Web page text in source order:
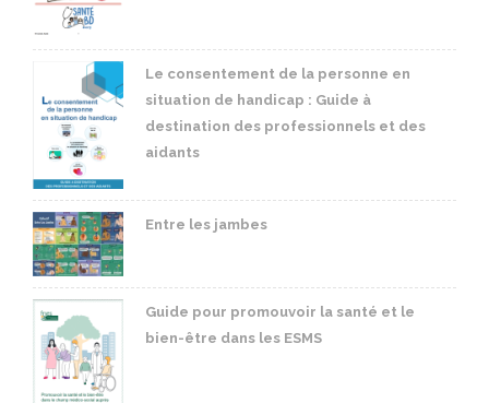
Le consentement de la personne en
situation de handicap : Guide à
destination des professionnels et des
aidants
Entre les jambes
Guide pour promouvoir la santé et le
bien-être dans les ESMS